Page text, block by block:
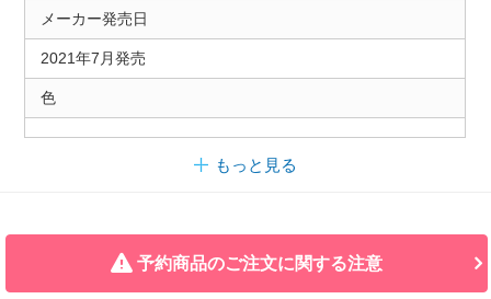
メーカー発売日
2021年7月発売
色
もっと見る
予約商品のご注文に関する注意